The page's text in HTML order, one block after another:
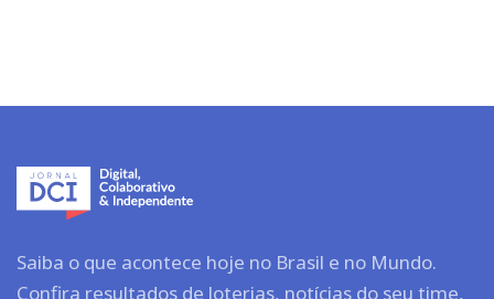
Saiba o que acontece hoje no Brasil e no Mundo.
Confira resultados de loterias, notícias do seu time,